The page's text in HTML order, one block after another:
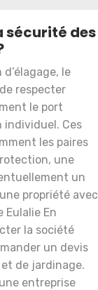
sécurité des
le
respecter
le port
individuel. Ces
les paires
une
un
propriété avec
Eulalie En
la société
un devis
et de jardinage.
entreprise